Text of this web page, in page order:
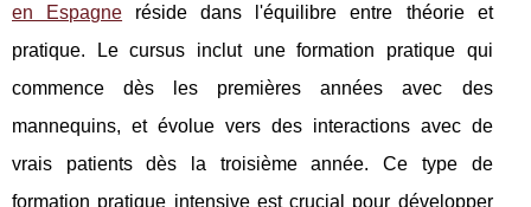
en Espagne réside dans l'équilibre entre théorie et
pratique. Le cursus inclut une formation pratique qui
commence dès les premières années avec des
mannequins, et évolue vers des interactions avec de
vrais patients dès la troisième année. Ce type de
formation pratique intensive est crucial pour développer